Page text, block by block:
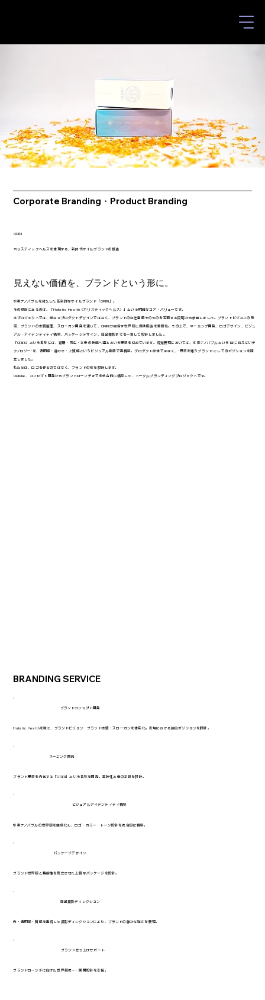
Corporate Branding・Product Branding
ORIRI
ホリスティックヘルスを体現する、新時代オイルブランドの創造
見えない価値を、ブランドという形に。
水素ナノバブルを封入した革新的なオイルブランド「ORIRI」。
その根幹にあるのは、「Holistic Health（ホリスティックヘルス）」という明確なコア・バリューです。
本プロジェクトでは、単なるプロダクトデザインではなく、ブランドの存在意義そのものを定義する段階から参画しました。ブランドビジョンの策
定、ブランドの本質整理、スローガン開発を通じて、ORIRIが目指す世界観と提供価値を言語化。その上で、ネーミング開発、ロゴデザイン、ビジュ
アル・アイデンティティ構築、パッケージデザイン、商品撮影までを一貫して設計しました。
「ORIRI」という名称には、循環・再生・本来の状態へ還るという思想を込めています。視覚表現においては、水素ナノバブルという“目に見えないテ
クノロジー”を、透明感・静けさ・上質感というビジュアル言語で再構築。プロダクト単体ではなく、“思想を纏うブランド”としてのポジションを確
立しました。
私たちは、ロゴを作るのではなく、ブランドの核を設計します。
ORIRIは、コンセプト開発からブランドローンチまでを統合的に構築した、トータルブランディングプロジェクトです。
BRANDING SERVICE
ブランドコンセプト開発
Holistic Healthを軸に、ブランドビジョン・ブランド本質・スローガンを体系化。市場における独自ポジションを設計。
ネーミング開発
ブランド思想を内包する「ORIRI」という名称を開発。意味性と音の余韻を設計。
ビジュアルアイデンティティ構築
水素ナノバブルの世界観を抽象化し、ロゴ・カラー・トーン設計を統合的に構築。
パッケージデザイン
ブランド世界観と機能性を両立させた上質なパッケージを設計。
商品撮影ディレクション
光・透明感・質感を重視した撮影ディレクションにより、ブランドの静かな強さを表現。
ブランド立ち上げサポート
ブランドローンチに向けた世界観統一・展開設計を支援。